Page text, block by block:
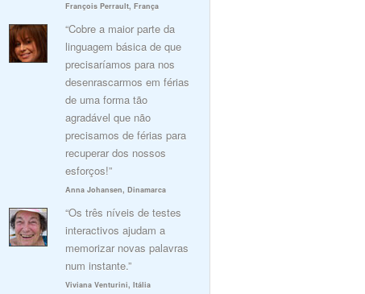
François Perrault, França
“Cobre a maior parte da
linguagem básica de que
precisaríamos para nos
desenrascarmos em férias
de uma forma tão
agradável que não
precisamos de férias para
recuperar dos nossos
esforços!”
Anna Johansen, Dinamarca
“Os três níveis de testes
interactivos ajudam a
memorizar novas palavras
num instante.”
Viviana Venturini, Itália